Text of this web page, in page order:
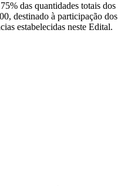
das quantidades totais dos
destinado à participação dos
estabelecidas neste Edital.